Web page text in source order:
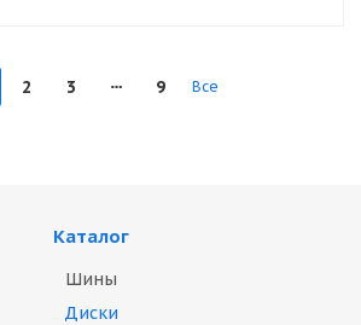
2 3 9 Все
Каталог
Шины
Диски